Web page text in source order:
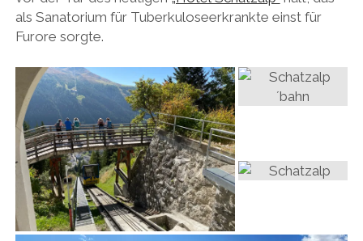
als Sanatorium für Tuberkuloseerkrankte einst für
Furore sorgte.